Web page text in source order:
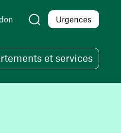
Urgences
et services